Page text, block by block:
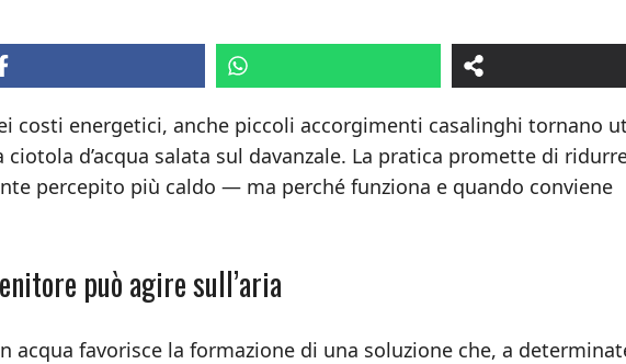
costi energetici, anche piccoli accorgimenti casalinghi tornano
d’acqua salata sul davanzale. La pratica promette di
percepito più caldo — ma perché funziona e quando conviene
può agire sull’aria
acqua favorisce la formazione di una soluzione che, a